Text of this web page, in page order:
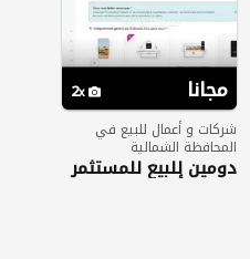
مجانا 2
شركات و أعمال للبيع في
المحافظة الشمالية
دومين للبيع للمستثمر
او رجل أعمال